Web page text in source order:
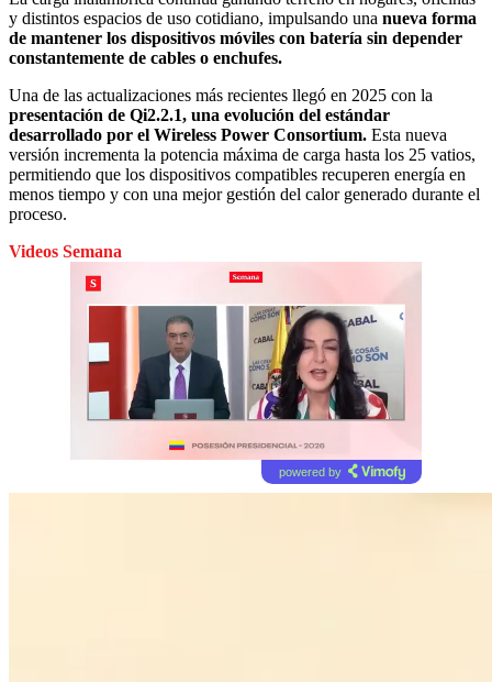
y distintos espacios de uso cotidiano, impulsando una nueva forma
de mantener los dispositivos móviles con batería sin depender
constantemente de cables o enchufes.
Una de las actualizaciones más recientes llegó en 2025 con la
presentación de Qi2.2.1, una evolución del estándar
desarrollado por el Wireless Power Consortium. Esta nueva
versión incrementa la potencia máxima de carga hasta los 25 vatios,
permitiendo que los dispositivos compatibles recuperen energía en
menos tiempo y con una mejor gestión del calor generado durante el
proceso.
Videos Semana
powered by